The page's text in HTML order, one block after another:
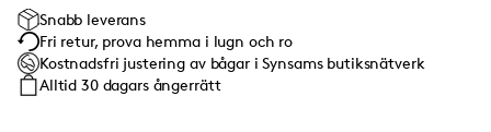
Snabb leverans
Fri retur, prova hemma i lugn och ro
Kostnadsfri justering av bågar i Synsams butiksnätverk
Alltid 30 dagars ångerrätt